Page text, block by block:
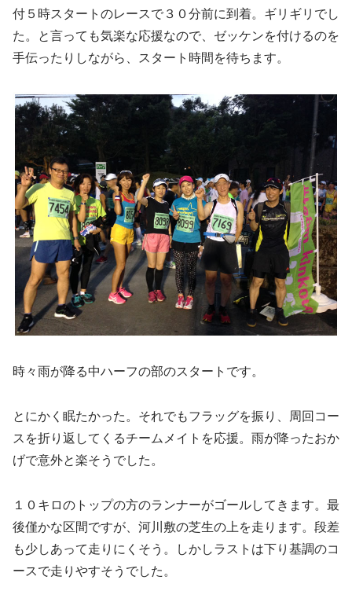
付５時スタートのレースで３０分前に到着。ギリギリでし
た。と言っても気楽な応援なので、ゼッケンを付けるのを
手伝ったりしながら、スタート時間を待ちます。
時々雨が降る中ハーフの部のスタートです。
とにかく眠たかった。それでもフラッグを振り、周回コー
スを折り返してくるチームメイトを応援。雨が降ったおか
げで意外と楽そうでした。
１０キロのトップの方のランナーがゴールしてきます。最
後僅かな区間ですが、河川敷の芝生の上を走ります。段差
も少しあって走りにくそう。しかしラストは下り基調のコ
ースで走りやすそうでした。